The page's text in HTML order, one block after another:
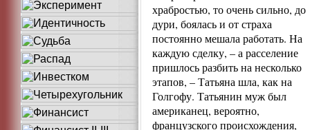
храбростью, то очень сильно, до
дури, боялась и от страха
постоянно мешала работать. На
каждую сделку, – а расселение
пришлось разбить на несколько
этапов, – Татьяна шла, как на
Голгофу. Татьянин муж был
американец, вероятно,
французского происхождения,